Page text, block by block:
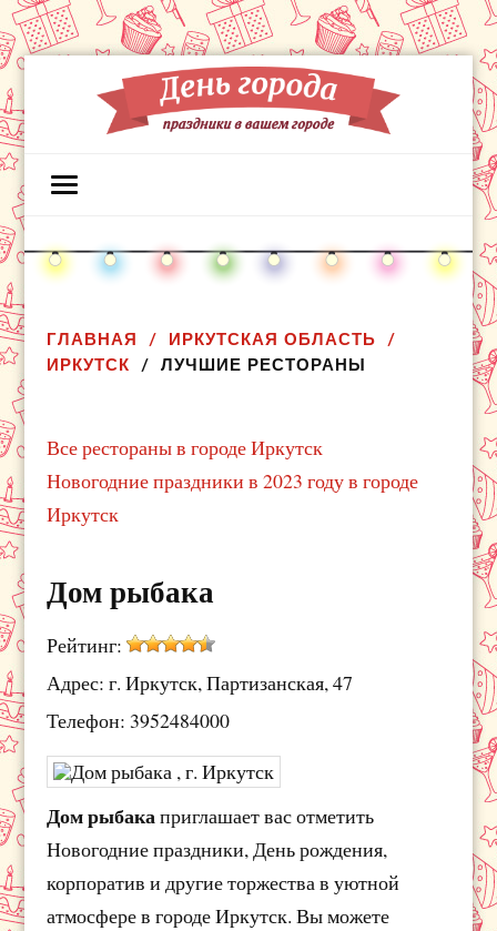
ГЛАВНАЯ
ИРКУТСКАЯ ОБЛАСТЬ
ИРКУТСК
ЛУЧШИЕ РЕСТОРАНЫ
Все рестораны в городе Иркутск
Новогодние праздники в 2023 году в городе
Иркутск
Дом рыбака
Рейтинг:
Адрес: г. Иркутск, Партизанская, 47
Телефон: 3952484000
Дом рыбакаприглашает вас отметить
Новогодние праздники, День рождения,
корпоратив и другие торжества в уютной
атмосфере в городе Иркутск. Вы можете